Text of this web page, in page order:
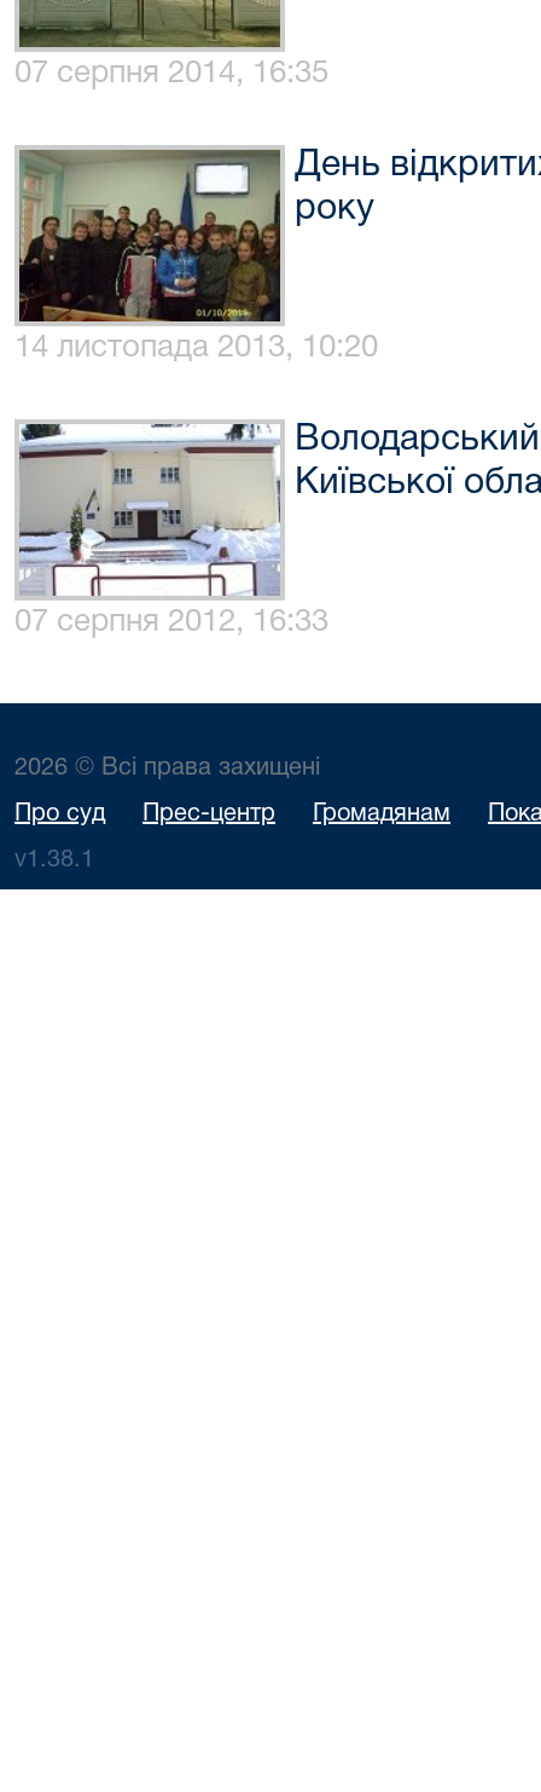
07 серпня 2014, 16:35
День
року
14 листопада 2013, 10:20
Київської
07 серпня 2012, 16:33
2026 © Всі права захищені
Про суд Прес-центр Громадянам
v1.38.1